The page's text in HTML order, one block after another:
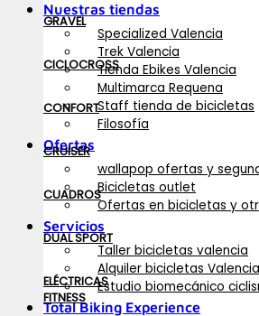
Nuestras tiendas
Specialized Valencia
Trek Valencia
Tienda Ebikes Valencia
Multimarca Requena
Staff tienda de bicicletas
Filosofía
Ofertas
wallapop ofertas y
Bicicletas outlet
Ofertas en bicicletas y
Servicios
Taller bicicletas valencia
Alquiler bicicletas Valencia
Estudio biomecánico
Total Biking Experience
GRAVEL
CICLOCROSS
CONFORT
CRUISER
CUADROS
DUAL SPORT
ELÉCTRICAS
FITNESS